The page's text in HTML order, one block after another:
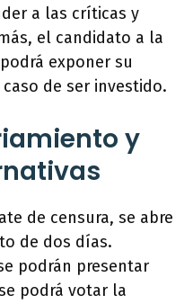
a las críticas y
el candidato a la
exponer su
de ser investido.
y
de censura, se abre
de dos días.
podrán presentar
podrá votar la